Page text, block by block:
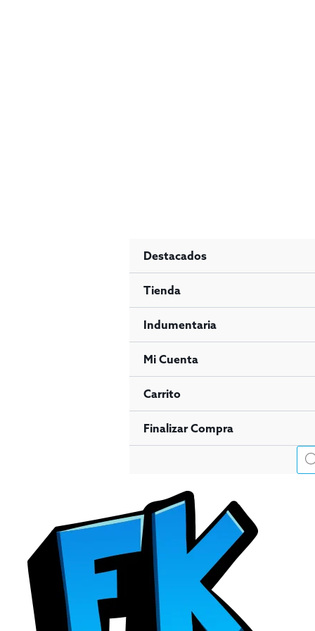
Destacados
Tienda
Indumentaria
Mi Cuenta
Carrito
Finalizar Compra
de